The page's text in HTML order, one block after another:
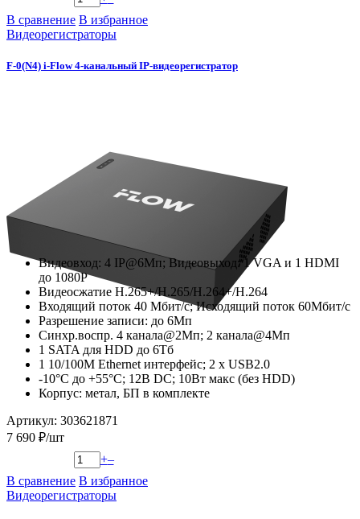
В сравнение В избранное
Видеорегистраторы
F-0(N4) i-Flow 4-канальный IP-видеорегистратор
Видеовход: 4 IP@6Мп; Видеовыход: 1 VGA и 1 HDMI
до 1080Р
Видеосжатие H.265+/H.265/H.264+/H.264
Входящий поток 40 Мбит/с; Исходящий поток 60Мбит/с
Разрешение записи: до 6Мп
Синхр.воспр. 4 канала@2Мп; 2 канала@4Мп
1 SATA для HDD до 6Тб
1 10/100M Ethernet интерфейс; 2 х USB2.0
-10°C до +55°C; 12В DC; 10Вт макс (без HDD)
Корпус: метал, БП в комплекте
Артикул: 303621871
7 690 ₽/шт
+–
В сравнение В избранное
Видеорегистраторы